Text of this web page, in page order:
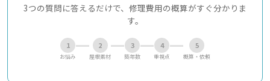
3つの質問に答えるだけで、修理費用の概算がすぐ分かりま
す。
1
お悩み
2
屋根素材
3
築年数
4
重視点
5
概算・依頼